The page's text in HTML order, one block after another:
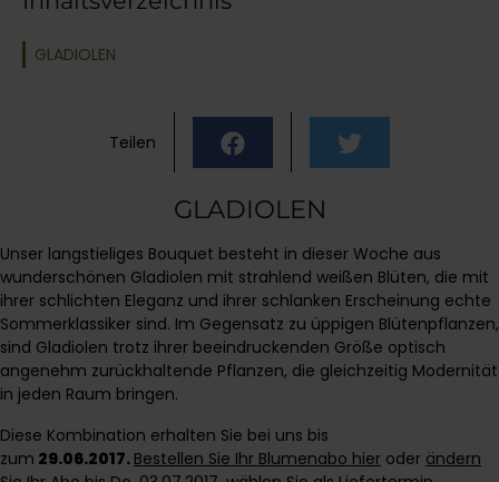
GLADIOLEN
Teilen
GLADIOLEN
Unser langstieliges Bouquet besteht in dieser Woche aus
wunderschönen Gladiolen mit strahlend weißen Blüten, die mit
ihrer schlichten Eleganz und ihrer schlanken Erscheinung echte
Sommerklassiker sind. Im Gegensatz zu üppigen Blütenpflanzen,
sind Gladiolen trotz ihrer beeindruckenden Größe optisch
angenehm zurückhaltende Pflanzen, die gleichzeitig Modernität
in jeden Raum bringen.
Diese Kombination erhalten Sie bei uns bis
zum 29.06.2017. Bestellen Sie Ihr Blumenabo hier oder ändern